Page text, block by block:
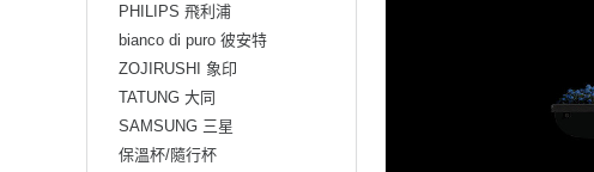
PHILIPS 飛利浦
bianco di puro 彼安特
ZOJIRUSHI 象印
TATUNG 大同
SAMSUNG 三星
保溫杯/隨行杯